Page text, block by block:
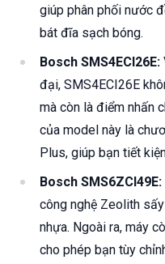
giúp phân phối nước
bát đĩa sạch bóng.
Bosch SMS4ECI26E:
đại, SMS4ECI26E
mà còn là điểm nhấn
của model này là
Plus, giúp bạn tiết
Bosch SMS6ZCI49E:
công nghệ Zeolith
nhựa. Ngoài ra, máy
cho phép bạn tùy